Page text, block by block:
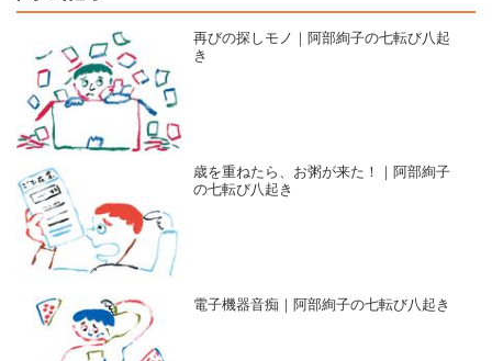
再びの探しモノ｜阿部絢子の七転び八起
き
歳を重ねたら、お粥が来た！｜阿部絢子
の七転び八起き
電子機器音痴｜阿部絢子の七転び八起き